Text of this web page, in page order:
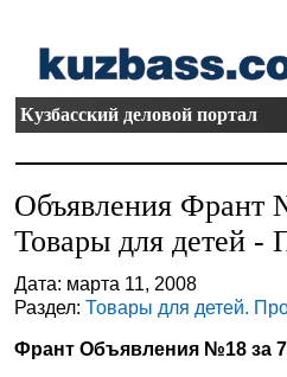
Кузбасский деловой портал
Объявления Франт
Товары для детей -
Дата: марта 11, 2008
Раздел:Товары для детей.
Франт Объявления №18 за 7